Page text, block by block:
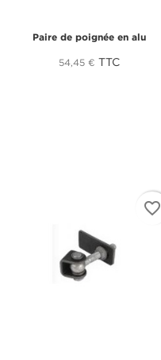
Paire de poignée en alu
54,45 € TTC
favorite_border